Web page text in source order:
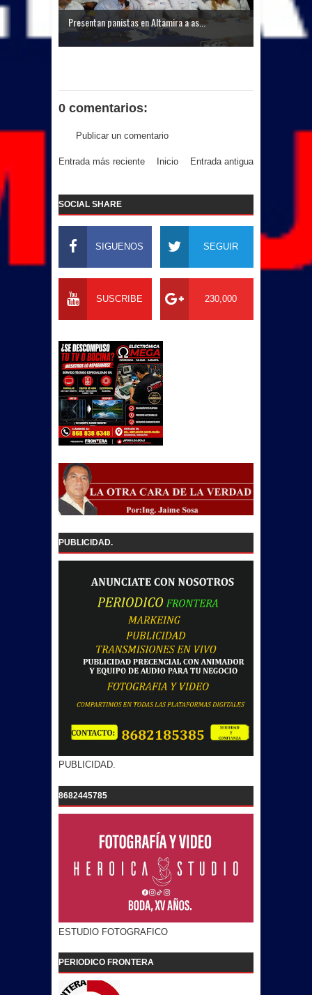
Presentan panistas en Altamira a as...
0 comentarios:
Publicar un comentario
Entrada más reciente Entrada antigua
Inicio
SOCIAL SHARE
SIGUENOS SEGUIR
SUSCRIBE 230,000
PUBLICIDAD.
PUBLICIDAD.
8682445785
ESTUDIO FOTOGRAFICO
PERIODICO FRONTERA